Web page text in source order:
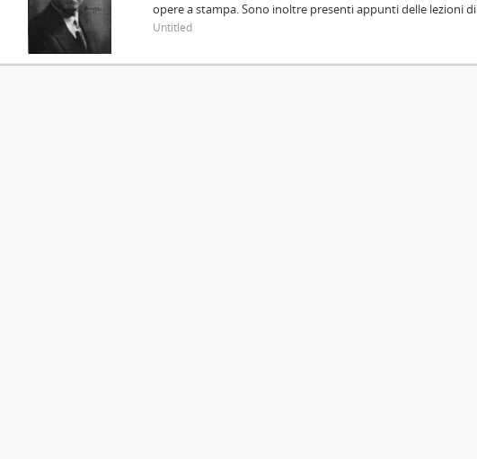
opere a stampa. Sono inoltre presenti appunti delle lezioni
Untitled